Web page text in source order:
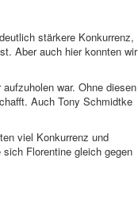
stärkere Konkurrenz,
Aber auch hier konnten wir
war. Ohne diesen
Auch Tony Schmidtke
viel Konkurrenz und
Florentine gleich gegen